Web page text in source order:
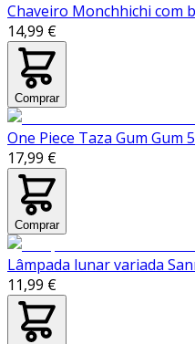
Chaveiro Monchhichi com
14,99 €
Comprar
One Piece Taza Gum Gum
17,99 €
Comprar
Lâmpada lunar variada
11,99 €